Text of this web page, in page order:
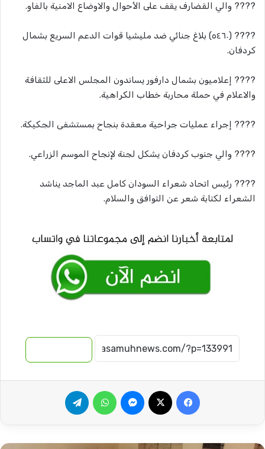
???? والي القضارف يقف على الأحوال والاوضاع الامنية بالفاو.
???? (٥٤٦٠) بلاغ جنائي ضد مليشيا قوات الدعم السريع بشمال
كردفان.
???? إعلاميون بشمال دارفور يساندون المجلس الاعلى للثقافة
والاعلام في حملة محاربة خطاب الكراهية.
???? إجراء عمليات جراحية معقدة بنجاح بمستشفى الجكيكة.
???? والي جنوب كردفان يشكل لجنة لإنجاح الموسم الزراعي.
???? رئيس اتحاد شعراء السودان كامل عبد الماجد يناشد
الشعراء لكتابة شعر عن التوافق والسلام.
فيسبوك ماسنجر واتساب